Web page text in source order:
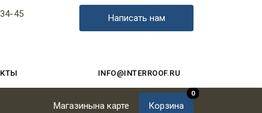
45 Написать нам
INFO@INTERROOF.RU
Магазинына карте Корзина
0